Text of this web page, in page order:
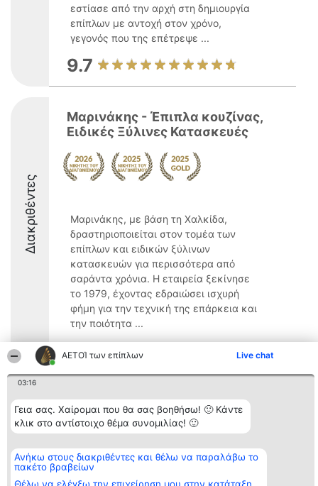
ΑΕΤΟΊ των επίπλων Live chat
03:16
Γεια σας. Χαίρομαι που θα σας βοηθήσω! 🙂 Κάντε
κλικ στο αντίστοιχο θέμα συνομιλίας! 🙂
Ανήκω στους διακριθέντες και θέλω να παραλάβω το
πακέτο βραβείων
εστίασε από την αρχή στη δημιουργία
επίπλων με αντοχή στον χρόνο,
γεγονός που της επέτρεψε ...
9.7
Διακριθέντες
Μαρινάκης - Έπιπλα κουζίνας,
Ειδικές Ξύλινες Κατασκευές
Μαρινάκης, με βάση τη Χαλκίδα,
δραστηριοποιείται στον τομέα των
επίπλων και ειδικών ξύλινων
κατασκευών για περισσότερα από
σαράντα χρόνια. Η εταιρεία ξεκίνησε
το 1979, έχοντας εδραιώσει ισχυρή
φήμη για την τεχνική της επάρκεια και
την ποιότητα ...
10
Διοργανωτής της
κατάταξης
BEAUTIFUL COMPANY
Μονοπρόσωπη ΙΚΕ
2104128019
email:
aetoi@beautifulcompany.co
Κατάταξη
Διακριθέντες
Λίστα όλων
Μεθοδολογία
Όροι &
Επικοινωνία
Επικοινωνία